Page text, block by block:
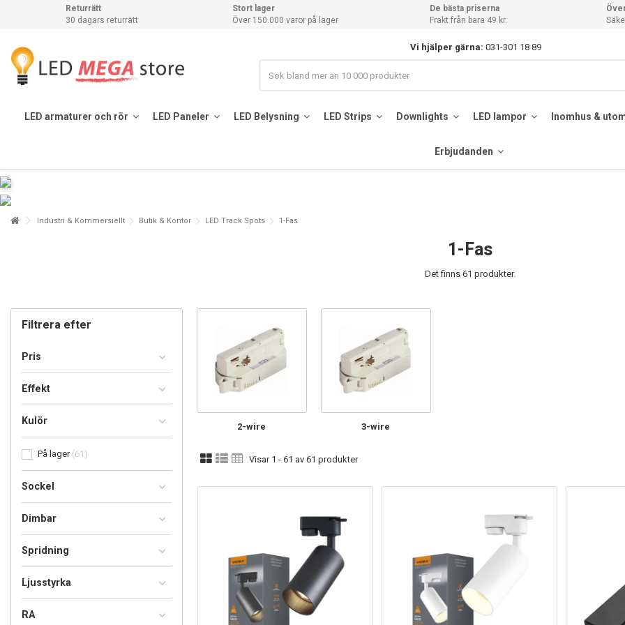
Returrätt
30 dagars returrätt
Stort lager
Över 150.000 varor på lager
De bästa priserna
Frakt från bara 49 kr.
Vi hjälper gärna: 031-301 18 89
LED armaturer och rör LED Paneler LED Belysning LED Strips Downlights LED lampor Inomhus &
Erbjudanden
Industri & Kommersiellt Butik & Kontor LED Track Spots 1-Fas
1-Fas
Det finns 61 produkter.
2-wire 3-wire
Visar 1 - 61 av 61 produkter
Filtrera efter
Pris
Effekt
Kulör
På lager 61
Sockel
Dimbar
Spridning
Ljusstyrka
RA